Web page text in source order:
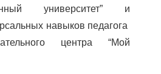
университет” и
навыков педагога
центра “Мой